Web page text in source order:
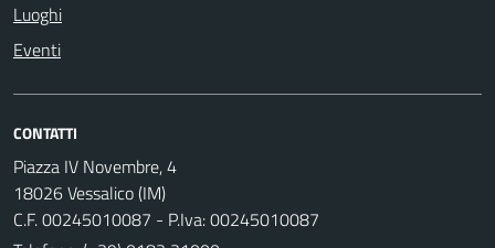
Luoghi
Eventi
CONTATTI
Piazza IV Novembre, 4
18026 Vessalico (IM)
C.F. 00245010087 - P.Iva: 00245010087